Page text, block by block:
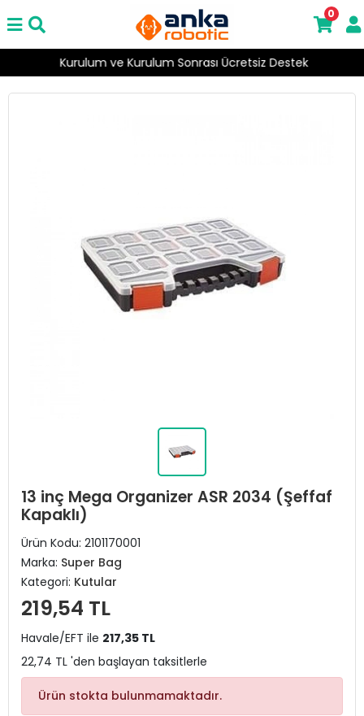
Kurulum ve Kurulum Sonrası Ücretsiz Destek
0
13 inç Mega Organizer ASR 2034 (Şeffaf
Kapaklı)
Ürün Kodu: 2101170001
Marka: Super Bag
Kategori: Kutular
219,54 TL
Havale/EFT ile 217,35 TL
22,74 TL 'den başlayan taksitlerle
Ürün stokta bulunmamaktadır.